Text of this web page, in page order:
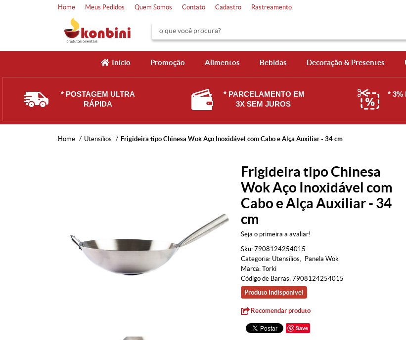
Home Meus Pedidos Quem Somos Contato Cadastro Rastreamento
Início Promoção Alimentos Bebidas Decoração & Presentes
* POSTAGEM ULTRA
RÁPIDA
* PARCELAMENTO EM
3X SEM JUROS
* 3%
Home Utensílios Frigideira tipo Chinesa Wok Aço Inoxidável com Cabo e Alça Auxiliar - 34 cm
Frigideira tipo Chinesa
Wok Aço Inoxidável com
Cabo e Alça Auxiliar - 34
cm
Seja o primeira a avaliar!
Sku: 7908124254015
Categoria: Utensílios
Panela Wok
Marca: Torki
Código de Barras: 7908124254015
Produto Indisponível
Recomendar produto
Save